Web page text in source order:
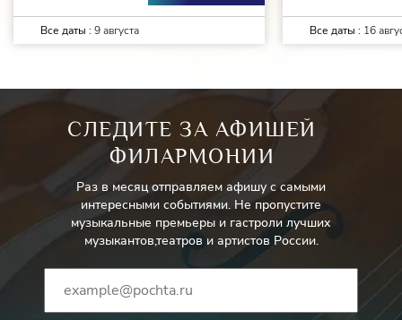
Все даты : 9 августа Все даты : 16
СЛЕДИТЕ ЗА АФИШЕЙ
ФИЛАРМОНИИ
Раз в месяц отправляем афишу с самыми
интересными событиями. Не пропустите
музыкальные премьеры и гастроли лучших
музыкантов,театров и артистов России.